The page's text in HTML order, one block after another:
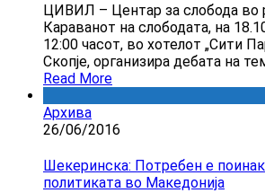
ЦИВИЛ – Центар за слобода во
Караванот на слободата, на
12:00 часот, во хотелот „Сити
Скопје, организира дебата на
Read More
Архива
26/06/2016
Шекеринска: Потребен е
политиката во Македонија